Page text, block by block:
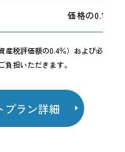
価格の
産税評価額の0.4％）および必
担いただきます。
プラン詳細